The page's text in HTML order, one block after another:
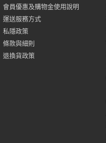
會員優惠及購物金使用說明
運送服務方式
私隱政策
條款與細則
退換貨政策